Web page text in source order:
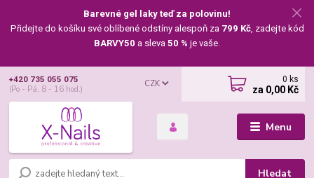
Barevné gel laky teď za polovinu!
Přidejte do košíku své oblíbené odstíny alespoň za 799 Kč, zadejte kód
BARVY50 a sleva 50 % je vaše.
Menu
CZK
Hledat
+420 735 055 075
(Po - Pá, 8 - 16 hod.)
0 ks
za 0,00 Kč